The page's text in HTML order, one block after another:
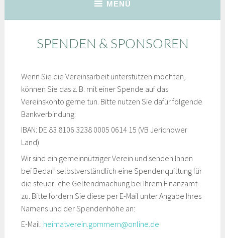
MENÜ
SPENDEN & SPONSOREN
Wenn Sie die Vereinsarbeit unterstützen möchten,
können Sie das z. B. mit einer Spende auf das
Vereinskonto gerne tun. Bitte nutzen Sie dafür folgende
Bankverbindung:
IBAN: DE 83 8106 3238 0005 0614 15 (VB Jerichower
Land)
Wir sind ein gemeinnütziger Verein und senden Ihnen
bei Bedarf selbstverständlich eine Spendenquittung für
die steuerliche Geltendmachung bei Ihrem Finanzamt
zu. Bitte fordern Sie diese per E-Mail unter Angabe Ihres
Namens und der Spendenhöhe an:
E-Mail: heimatverein.gommern@online.de